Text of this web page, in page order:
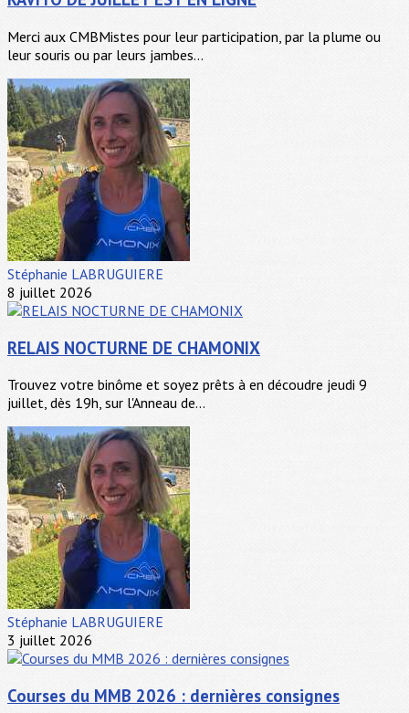
Merci aux CMBMistes pour leur participation, par la plume ou
leur souris ou par leurs jambes...
Stéphanie LABRUGUIERE
8 juillet 2026
RELAIS NOCTURNE DE CHAMONIX
Trouvez votre binôme et soyez prêts à en découdre jeudi 9
juillet, dès 19h, sur l'Anneau de...
Stéphanie LABRUGUIERE
3 juillet 2026
Courses du MMB 2026 : dernières consignes